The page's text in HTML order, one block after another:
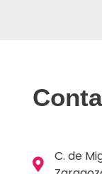
C. de